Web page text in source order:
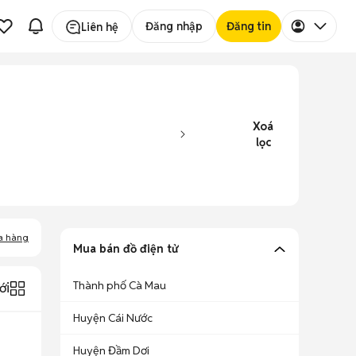
Liên hệ Đăng nhập Đăng tin
Xoá
lọc
hàng
Mua bán đồ điện tử
Thành phố Cà Mau
Huyện Cái Nước
Huyện Đầm Dơi